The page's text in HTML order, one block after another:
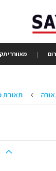
מאווררי
תאורת